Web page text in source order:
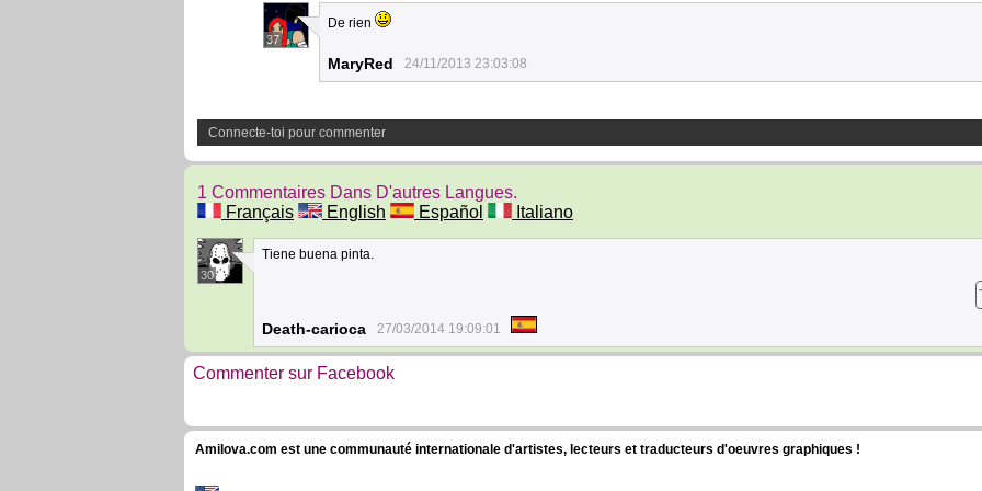
37
De rien
MaryRed 24/11/2013 23:03:08
Connecte-toi pour commenter
1 Commentaires Dans D'autres Langues.
Français
English Español Italiano
30
Tiene buena pinta.
Death-carioca 27/03/2014 19:09:01
Commenter sur Facebook
Amilova.com est une communauté internationale d'artistes, lecteurs et traducteurs d'oeuvres graphiques !